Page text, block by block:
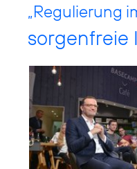
„Regulierung
sorgenfreie